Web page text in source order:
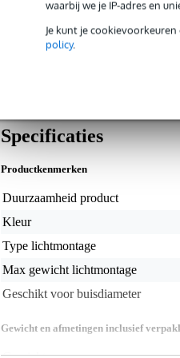
waarbij we je IP-adres en
Je kunt je
policy.
draaien en dankzij de
couplers, clamps en andere
Specificaties
Productkenmerken
Duurzaamheid product
Kleur
Type lichtmontage
Max gewicht lichtmontage
Geschikt voor buisdiameter
Gewicht en afmetingen inclusief